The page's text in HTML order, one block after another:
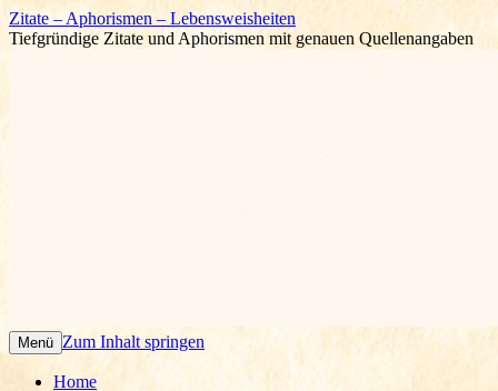
Zitate – Aphorismen – Lebensweisheiten
Tiefgründige Zitate und Aphorismen mit genauen Quellenangaben
Menü Zum Inhalt springen
Home